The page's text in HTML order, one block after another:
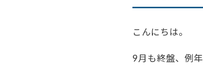
こんにちは。
9月も終盤、例